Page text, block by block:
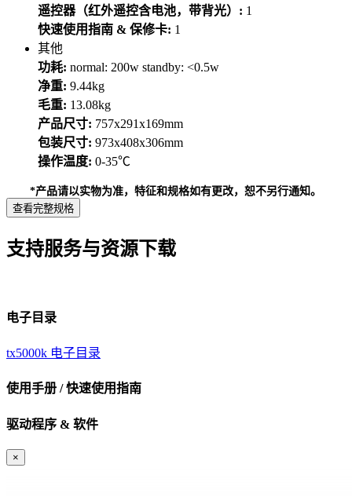
遥控器（红外遥控含电池，带背光）: 1
快速使用指南 & 保修卡: 1
其他
功耗: normal: 200w standby: <0.5w
净重: 9.44kg
毛重: 13.08kg
产品尺寸: 757x291x169mm
包装尺寸: 973x408x306mm
操作温度: 0-35℃
*产品请以实物为准，特征和规格如有更改，恕不另行通知。
查看完整规格
支持服务与资源下载
电子目录
tx5000k 电子目录
使用手册 / 快速使用指南
驱动程序 & 软件
×